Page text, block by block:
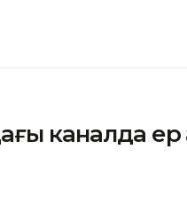
каналда ер